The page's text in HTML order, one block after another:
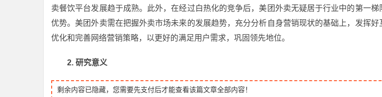
卖餐饮平台发展趋于成熟。此外，在经过白热化的竞争后，美团外卖无疑居于行业中的第一梯
优势。美团外卖需在把握外卖市场未来的发展趋势，充分分析自身营销现状的基础上，发挥好
优化和完善网络营销策略，以更好的满足用户需求，巩固领先地位。
2. 研究意义
剩余内容已隐藏，您需要先支付后才能查看该篇文章全部内容！